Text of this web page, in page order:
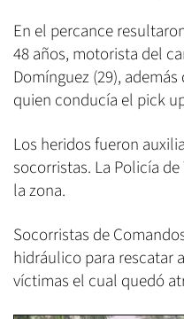
En el percance
48 años, motorista del
Domínguez (29),
quien conducía el pick
Los heridos fueron
socorristas. La Policía
la zona.
Socorristas de
hidráulico para rescatar
víctimas el cual quedó